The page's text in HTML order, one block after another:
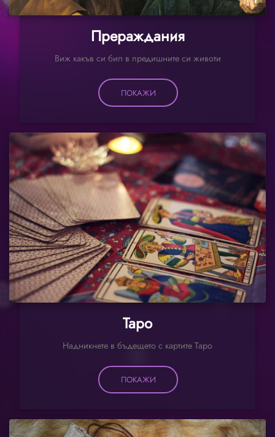
Прераждания
Виж какъв си бил в предишните си животи
ПОКАЖИ
Таро
Надникнете в бъдещето с картите Таро
ПОКАЖИ